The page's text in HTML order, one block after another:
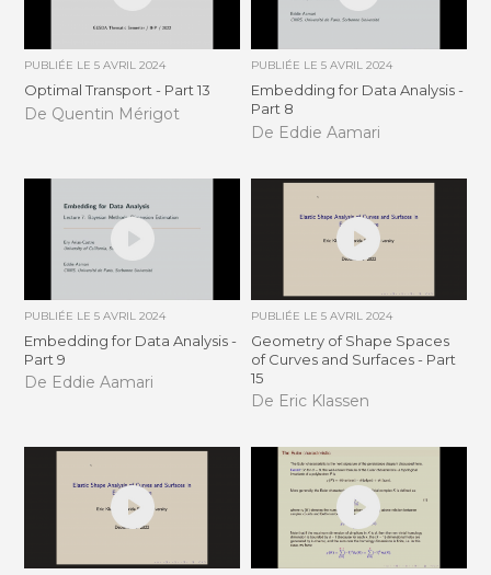
PUBLIÉE LE5 AVRIL 2024
Optimal Transport - Part 13
De Quentin Mérigot
PUBLIÉE LE 5 AVRIL 2024
Embedding for Data Analysis -
Part 8
De Eddie Aamari
PUBLIÉE LE5 AVRIL 2024
Embedding for Data Analysis -
Part 9
De Eddie Aamari
PUBLIÉE LE 5 AVRIL 2024
Geometry of Shape Spaces
of Curves and Surfaces - Part
15
De Eric Klassen